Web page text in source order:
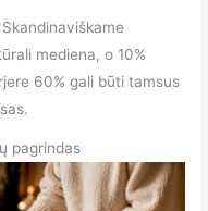
mediena, o 10%
60% gali būti tamsus
pagrindas